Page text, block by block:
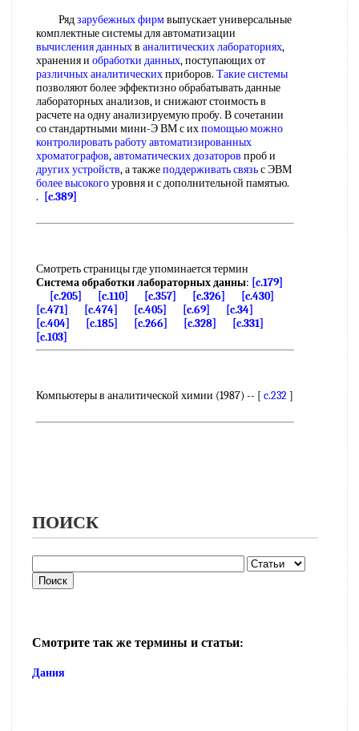
Рядзарубежных фирмвыпускает универсальные
комплектные системы для автоматизации
вычисления данныхв аналитических лабораториях,
хранения и обработки данных, поступающих от
различных аналитическихприборов. Такие системы
позволяют более эффектизно обрабатывать данные
лабораторных анализов, и снижают стоимость в
расчете на одну анализируемую пробу. В сочетании
со стандартными мини-Э ВМ с ихпомощью можно
контролировать работуавтоматизированных
хроматографов,автоматических дозаторов проб и
других устройств, а такжеподдерживать связьс ЭВМ
более высокогоуровня и с дополнительной памятью.
.
[c.389]
Смотреть страницы где упоминается термин
Система обработки лабораторных данны: [c.179]
[c.205]
[c.110] [c.357] [c.326]
[c.430]
[c.471]
[c.474] [c.405] [c.69]
[c.34]
[c.404]
[c.185] [c.266] [c.328]
[c.331]
[c.103]
Компьютеры в аналитической химии (1987) -- [ c.232]
ПОИСК
Смотрите так же термины и статьи:
Дания